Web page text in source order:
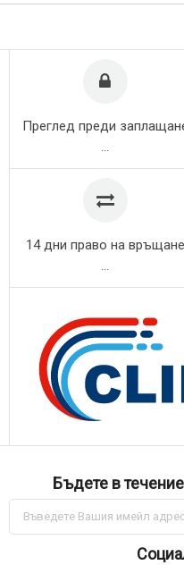
Преглед преди
14 дни право на връщане
Бъдете в
Абонирай
за